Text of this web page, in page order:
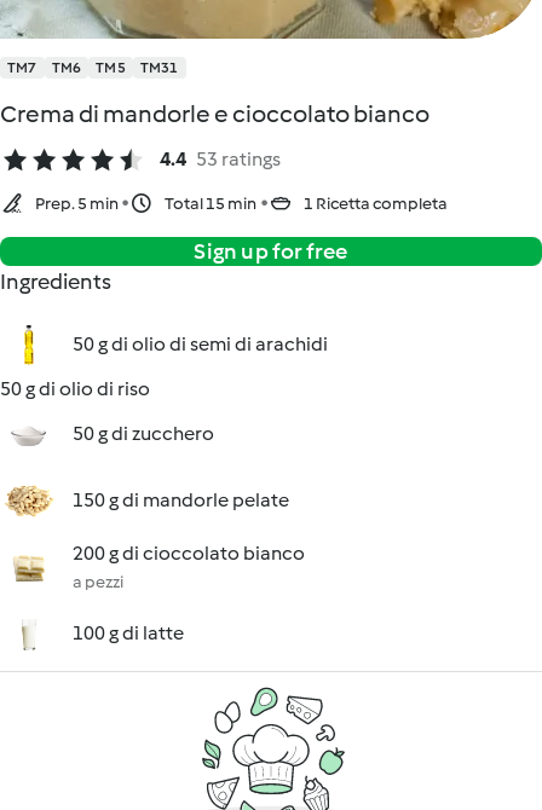
TM7 TM6 TM5 TM31
Crema di mandorle e cioccolato bianco
4.4 53 ratings
Prep. 5 min Total 15 min 1 Ricetta completa
Sign up for free
Ingredients
50 g di olio di semi di arachidi
50 g di olio di riso
50 g di zucchero
150 g di mandorle pelate
200 g di cioccolato bianco
a pezzi
100 g di latte